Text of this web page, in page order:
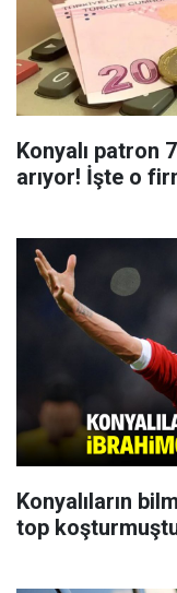
Konyalı patron
arıyor! İşte o
Konyalıların
top